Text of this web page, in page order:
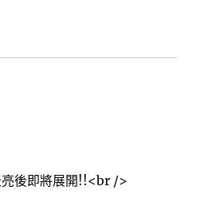
亮後即將展開!!<br />